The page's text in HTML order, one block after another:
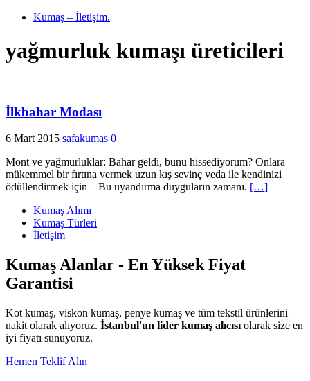
Kumaş – İletişim.
yağmurluk kumaşı üreticileri
İlkbahar Modası
6 Mart 2015 safakumas 0
Mont ve yağmurluklar: Bahar geldi, bunu hissediyorum? Onlara
mükemmel bir fırtına vermek uzun kış sevinç veda ile kendinizi
ödüllendirmek için – Bu uyandırma duyguların zamanı. […]
Kumaş Alımı
Kumaş Türleri
İletişim
Kumaş Alanlar - En Yüksek Fiyat
Garantisi
Kot kumaş, viskon kumaş, penye kumaş ve tüm tekstil ürünlerini
nakit olarak alıyoruz. İstanbul'un lider kumaş alıcısı olarak size en
iyi fiyatı sunuyoruz.
Hemen Teklif Alın